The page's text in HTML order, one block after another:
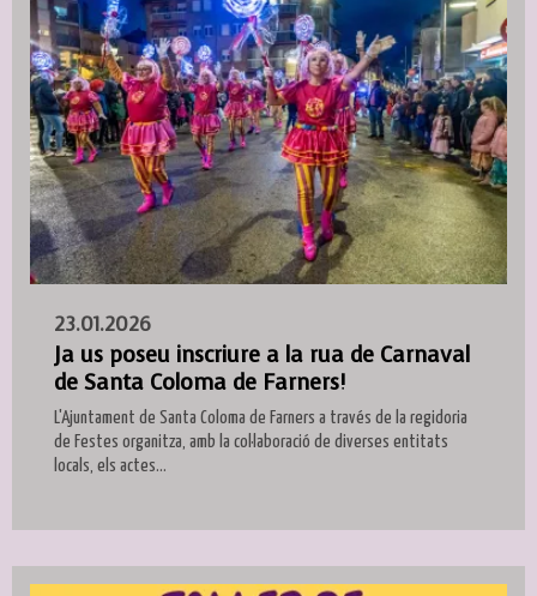
23.01.2026
Ja us poseu inscriure a la rua de Carnaval
de Santa Coloma de Farners!
L'Ajuntament de Santa Coloma de Farners a través de la regidoria
de Festes organitza, amb la col·laboració de diverses entitats
locals, els actes...